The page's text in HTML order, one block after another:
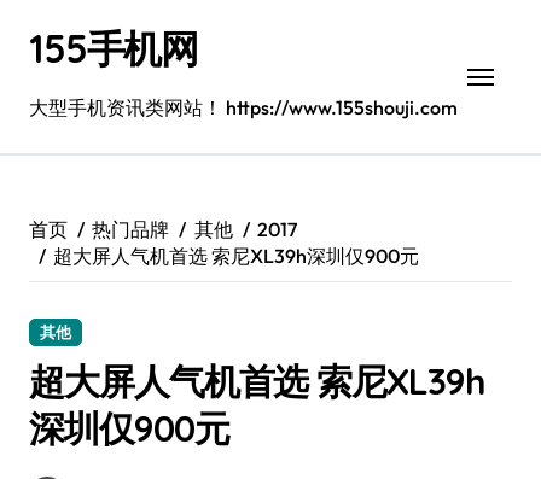
155手机网
大型手机资讯类网站！ https://www.155shouji.com
首页 热门品牌 其他
2017
超大屏人气机首选 索尼XL39h深圳仅900元
其他
超大屏人气机首选 索尼XL39h
深圳仅900元